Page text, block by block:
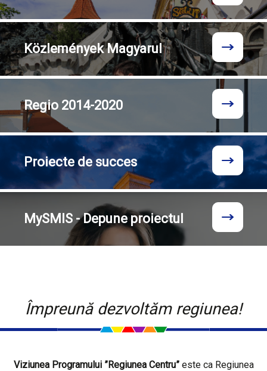
KözleményekMagyarul
Regio 2014-2020
Proiecte de succes
MySMIS - Depune proiectul
Împreună dezvoltăm regiunea!
Viziunea Programului ”Regiunea Centru”este ca Regiunea